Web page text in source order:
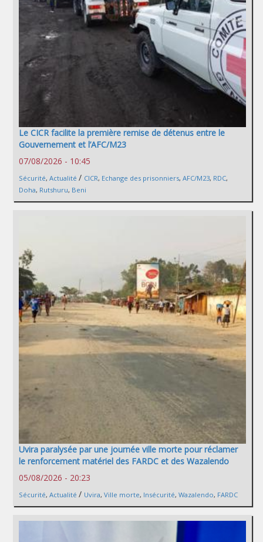
Le CICR facilite la première remise de détenus entre le
Gouvernement et l’AFC/M23
07/08/2026 - 10:45
Sécurité, Actualité / CICR, Echange des prisonniers, AFC/M23, RDC,
Doha, Rutshuru, Beni
Uvira paralysée par une journée ville morte pour réclamer
le renforcement matériel des FARDC et des Wazalendo
05/08/2026 - 20:23
Sécurité, Actualité / Uvira, Ville morte, Insécurité, Wazalendo, FARDC